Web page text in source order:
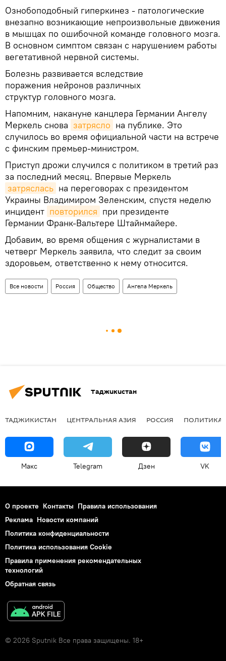
Ознобоподобный гиперкинез - патологические
внезапно возникающие непроизвольные движения
в мышцах по ошибочной команде головного мозга.
В основном симптом связан с нарушением работы
вегетативной нервной системы.
Болезнь развивается вследствие
поражения нейронов различных
структур головного мозга.
Напомним, накануне канцлера Германии Ангелу
Меркель снова затрясло на публике. Это
случилось во время официальной части на встрече
с финским премьер-министром.
Приступ дрожи случился с политиком в третий раз
за последний месяц. Впервые Меркель
затряслась на переговорах с президентом
Украины Владимиром Зеленским, спустя неделю
инцидент повторился при президенте
Германии Франк-Вальтере Штайнмайере.
Добавим, во время общения с журналистами в
четверг Меркель заявила, что следит за своим
здоровьем, ответственно к нему относится.
Все новости Россия Общество Ангела Меркель
Таджикистан
ТАДЖИКИСТАН ЦЕНТРАЛЬНАЯ АЗИЯ РОССИЯ ПОЛИТИКА
Макс Telegram Дзен VK
О проекте Контакты Правила использования
Реклама Новости компаний
Политика конфиденциальности
Политика использования Cookie
Правила применения рекомендательных
технологий
Обратная связь
© 2026 Sputnik Все права защищены. 18+